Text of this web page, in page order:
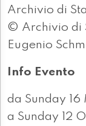
Archivio di
© Archivio di
Eugenio
Info Evento
da Sunday
a Sunday 12